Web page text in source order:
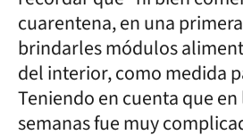
cuarentena, en una
brindarles módulos
del interior, como medida
Teniendo en cuenta que
semanas fue muy